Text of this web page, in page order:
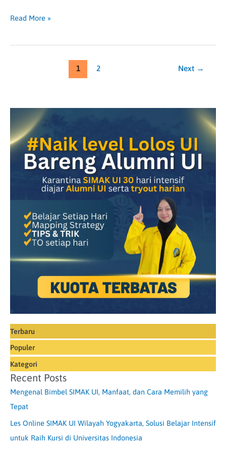
Read More »
1 2 Next →
Terbaru
Populer
Kategori
Recent Posts
Mengenal Bimbel SIMAK UI, Manfaat, dan Cara Memilih yang
Tepat
Les Online SIMAK UI Wilayah Yogyakarta, Solusi Belajar Intensif
untuk Raih Kursi di Universitas Indonesia